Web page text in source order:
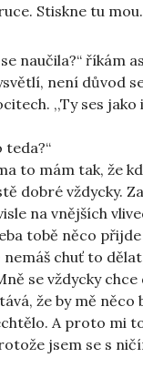
Stiskne tu mou.
naučila?“ říkám
není důvod
,,Ty ses jako
teda?“
to mám tak, že
dobré vždycky.
na vnějších
tobě něco
chuť to
se vždycky
že by mě něco
A proto mi
jsem se s